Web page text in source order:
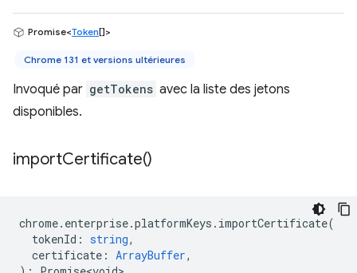
Promise<Token[]>
Chrome 131 et versions ultérieures
Invoqué par getTokens avec la liste des jetons
disponibles.
importCertificate()
chrome. enterprise.platformKeys . importCertificate(
tokenId : string,
certificate : ArrayBuffer,